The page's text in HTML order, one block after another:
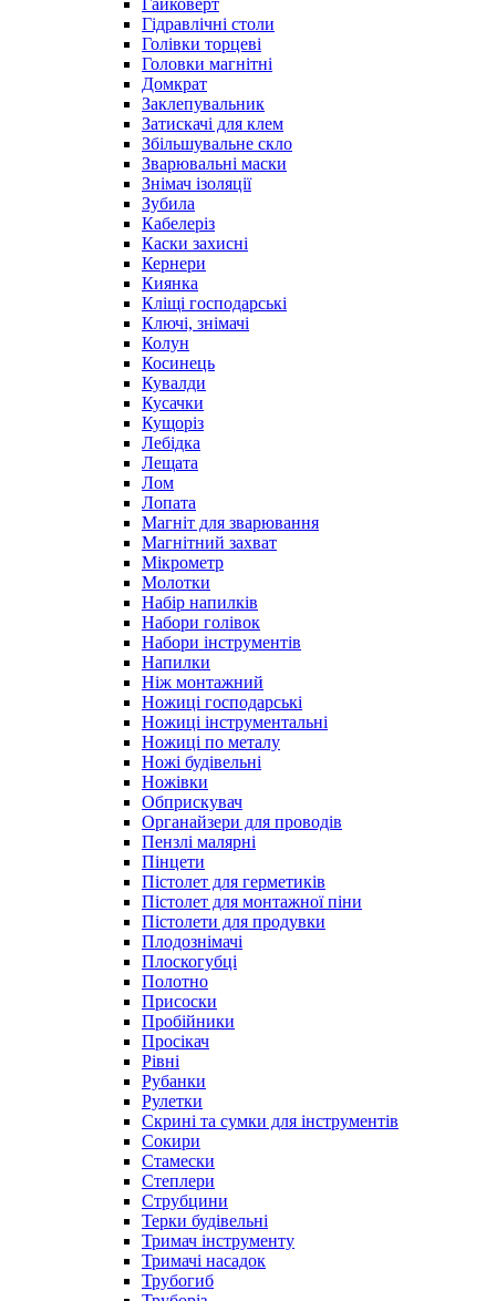
Гайковерт
Гідравлічні столи
Голівки торцеві
Головки магнітні
Домкрат
Заклепувальник
Затискачі для клем
Збільшувальне скло
Зварювальні маски
Знімач ізоляції
Зубила
Кабелеріз
Каски захисні
Кернери
Киянка
Кліщі господарські
Ключі, знімачі
Колун
Косинець
Кувалди
Кусачки
Кущоріз
Лебідка
Лещата
Лом
Лопата
Магніт для зварювання
Магнітний захват
Мікрометр
Молотки
Набір напилків
Набори голівок
Набори інструментів
Напилки
Ніж монтажний
Ножиці господарські
Ножиці інструментальні
Ножиці по металу
Ножі будівельні
Ножівки
Обприскувач
Органайзери для проводів
Пензлі малярні
Пінцети
Пістолет для герметиків
Пістолет для монтажної піни
Пістолети для продувки
Плодознімачі
Плоскогубці
Полотно
Присоски
Пробійники
Просікач
Рівні
Рубанки
Рулетки
Скрині та сумки для інструментів
Сокири
Стамески
Степлери
Струбцини
Терки будівельні
Тримач інструменту
Тримачі насадок
Трубогиб